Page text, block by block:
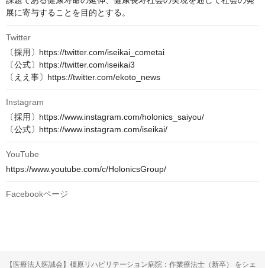
展に寄与することを目的とする。
Twitter
〔採用〕https://twitter.com/iseikai_cometai
〔公式〕https://twitter.com/iseikai3
〔ええ事〕https://twitter.com/ekoto_news
Instagram
〔採用〕https://www.instagram.com/holonics_saiyou/
〔公式〕https://www.instagram.com/iseikai/
YouTube
https://www.youtube.com/c/HolonicsGroup/
Facebookページ
【医療法人医誠会】橿原リハビリテーション病院：作業療法士（新卒） をシェ